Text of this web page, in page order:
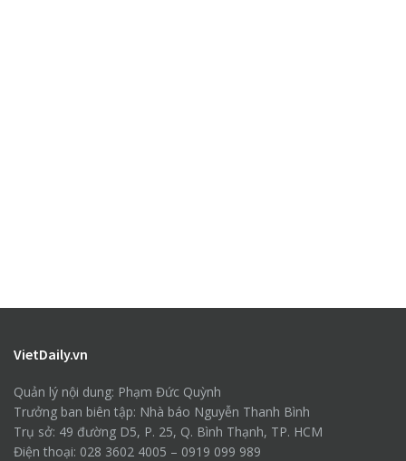
VietDaily.vn
Quản lý nội dung: Phạm Đức Quỳnh
Trưởng ban biên tập: Nhà báo Nguyễn Thanh Bình
Trụ sở: 49 đường D5, P. 25, Q. Bình Thạnh, TP. HCM
Điện thoại: 028 3602 4005 – 0919 099 989